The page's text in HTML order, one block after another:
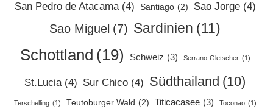
San Pedro de Atacama (4) Santiago (2) Sao Jorge (4)
Sao Miguel (7) Sardinien (11)
Schottland (19) Schweiz (3) Serrano-Gletscher (1)
St.Lucia (4) Sur Chico (4) Südthailand (10)
Terschelling (1) Teutoburger Wald (2) Titicacasee (3) Toconao (1)